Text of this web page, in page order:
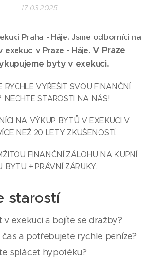
17.03.2025
Praha - Háje. Jsme odborníci na
exekuci v Praze - Háje. V Praze
byty v exekuci.
RYCHLE VYŘEŠIT SVOU FINANČNÍ
NECHTE STAROSTI NA NÁS!
NA VÝKUP BYTŮ V EXEKUCI V
NEŽ 20 LETY ZKUŠENOSTÍ.
FINANČNÍ ZÁLOHU NA KUPNÍ
BYTU + PRÁVNÍ ZÁRUKY.
starostí
v exekuci a bojíte se dražby?
čas a potřebujete rychle peníze?
splácet hypotéku?